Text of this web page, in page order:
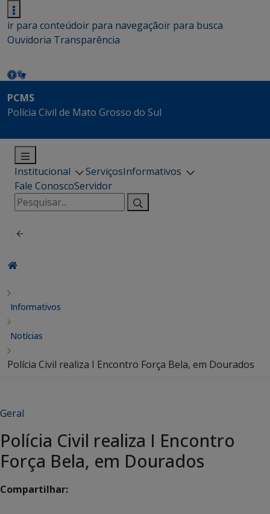
ir para conteúdoir para navegaçãoir para busca
Ouvidoria Transparência
PCMS
Polícia Civil de Mato Grosso do Sul
Institucional ServiçosInformativos
Fale ConoscoServidor
Pesquisar
por:
Informativos
Notícias
Polícia Civil realiza I Encontro Força Bela, em Dourados
Geral
Polícia Civil realiza I Encontro
Força Bela, em Dourados
Compartilhar: